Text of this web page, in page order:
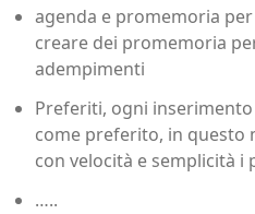
agenda e promemoria
creare dei promemoria
adempimenti
Preferiti, ogni inserimento
come preferito, in questo
con velocità e semplicità
…..